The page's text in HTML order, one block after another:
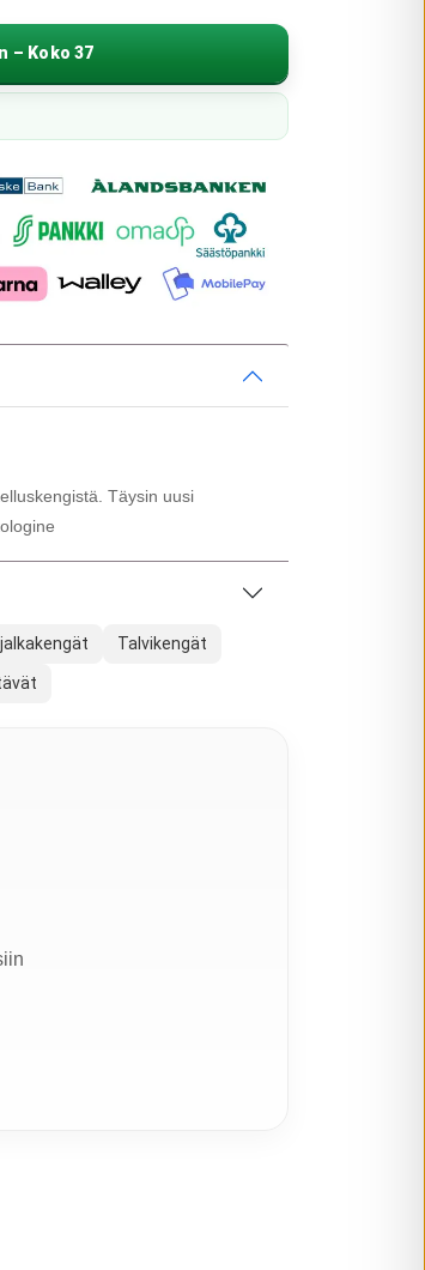
– Koko 37
Täysin uusi
Talvikengät